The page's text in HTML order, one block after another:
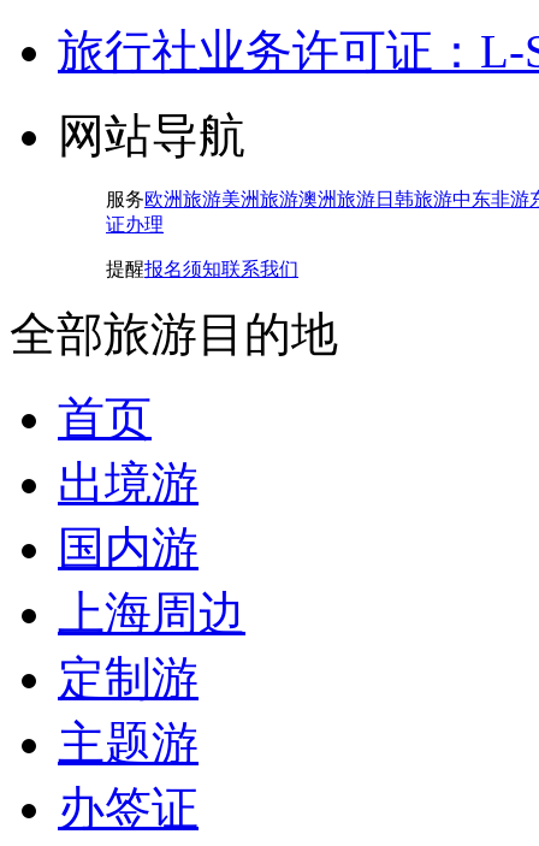
旅行社业务许可证：L-
网站导航
服务欧洲旅游美洲旅游澳洲旅游日韩旅游中东非游
证办理
提醒报名须知联系我们
全部旅游目的地
首页
出境游
国内游
上海周边
定制游
主题游
办签证